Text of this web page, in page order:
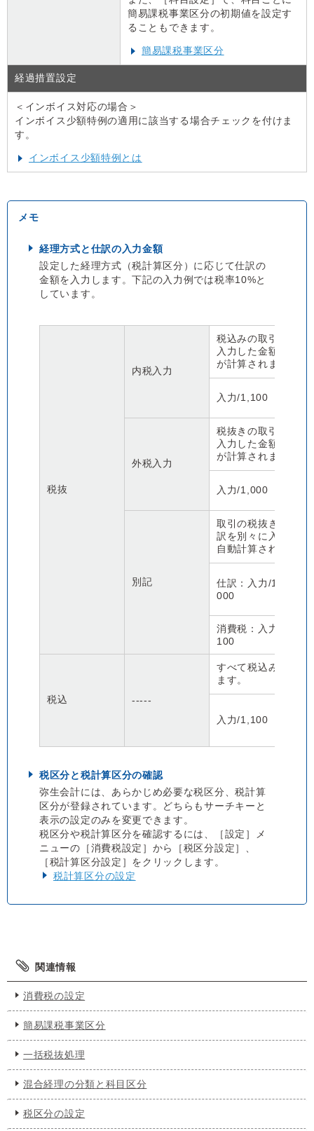
簡易課税事業区分の初期値を設定す
ることもできます。
簡易課税事業区分
経過措置設定
＜インボイス対応の場合＞
インボイス少額特例の適用に該当する場合チェックを付けま
す。
インボイス少額特例とは
経理方式と仕訳の入力金額
設定した経理方式（税計算区分）に応じて仕訳の
金額を入力します。下記の入力例では税率10%と
しています。
税抜
内税入力
税込みの取引金額を
入力した金額から自
が計算されます。
入力/1,100
外税入力
税抜きの取引金額を
入力した金額から自
が計算されます。
入力/1,000
別記
取引の税抜きの仕訳
訳を別々に入力しま
自動計算されません
仕訳：入力/1,
000
消費税：入力/
100
税込 -----
すべて税込みの取引
ます。
入力/1,100
税区分と税計算区分の確認
弥生会計には、あらかじめ必要な税区分、税計算
区分が登録されています。どちらもサーチキーと
表示の設定のみを変更できます。
税区分や税計算区分を確認するには、［設定］メ
ニューの［消費税設定］から［税区分設定］、
［税計算区分設定］をクリックします。
税計算区分の設定
関連情報
消費税の設定
簡易課税事業区分
一括税抜処理
混合経理の分類と科目区分
税区分の設定